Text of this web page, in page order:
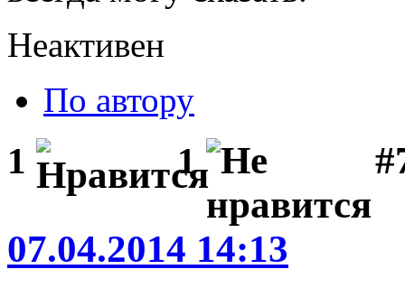
Неактивен
По автору
1 1
07.04.2014 14:13